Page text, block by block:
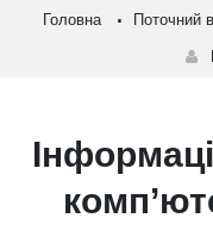
Головна Поточний